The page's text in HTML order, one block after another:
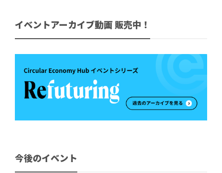
イベントアーカイブ動画 販売中！
今後のイベント